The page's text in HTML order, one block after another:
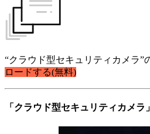
“クラウド型セキュリティカメラ”
ロードする(無料)
「クラウド型セキュリティカメ